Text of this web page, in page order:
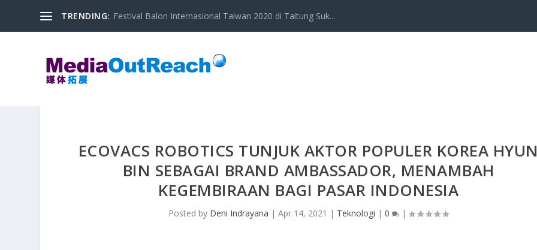
TRENDING: Festival Balon Internasional Taiwan 2020 di Taitung Suk...
ECOVACS ROBOTICS TUNJUK AKTOR POPULER KOREA HYUN
BIN SEBAGAI BRAND AMBASSADOR, MENAMBAH
KEGEMBIRAAN BAGI PASAR INDONESIA
Posted by Deni Indrayana |Apr 14, 2021 | Teknologi |0 |